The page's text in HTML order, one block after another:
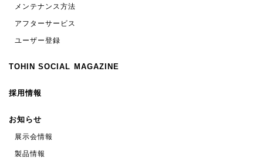
メンテナンス方法
アフターサービス
ユーザー登録
TOHIN SOCIAL MAGAZINE
採用情報
お知らせ
展示会情報
製品情報